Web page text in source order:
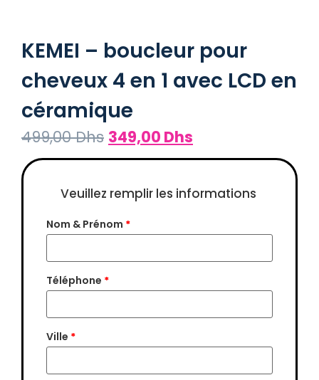
KEMEI – boucleur pour
cheveux 4 en 1 avec LCD en
céramique
499,00Dhs 349,00 Dhs
Nom & Prénom *
Téléphone *
Ville *